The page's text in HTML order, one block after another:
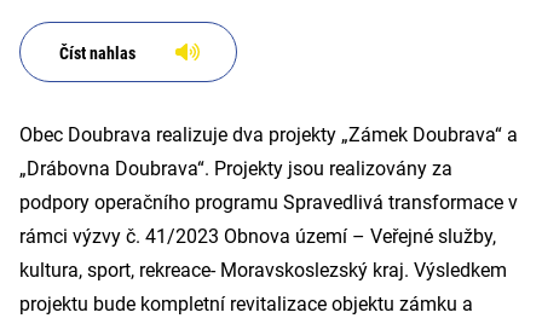
Číst nahlas
Obec Doubrava realizuje dva projekty „Zámek Doubrava“ a
„Drábovna Doubrava“. Projekty jsou realizovány za
podpory operačního programu Spravedlivá transformace v
rámci výzvy č. 41/2023 Obnova území – Veřejné služby,
kultura, sport, rekreace- Moravskoslezský kraj. Výsledkem
projektu bude kompletní revitalizace objektu zámku a